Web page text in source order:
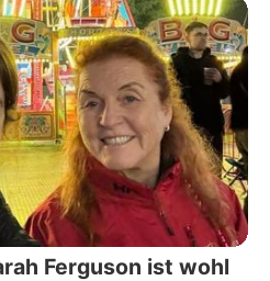
Ferguson ist wohl